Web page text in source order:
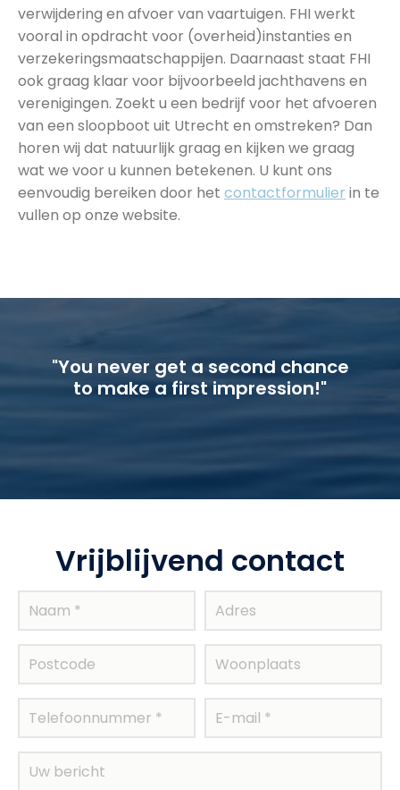
verwijdering en afvoer van vaartuigen. FHI werkt
vooral in opdracht voor (overheid)instanties en
verzekeringsmaatschappijen. Daarnaast staat FHI
ook graag klaar voor bijvoorbeeld jachthavens en
verenigingen. Zoekt u een bedrijf voor het afvoeren
van een sloopboot uit Utrecht en omstreken? Dan
horen wij dat natuurlijk graag en kijken we graag
wat we voor u kunnen betekenen. U kunt ons
eenvoudig bereiken door het contactformulier in te
vullen op onze website.
"You never get a second chance
to make a first impression!"
Vrijblijvend contact